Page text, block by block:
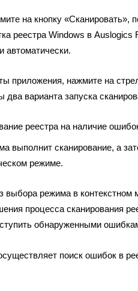
на кнопку «Сканировать»,
реестра Windows в Auslogics
автоматически.
приложения, нажмите на
варианта запуска
реестра на наличие
выполнит сканирование, а
режиме.
выбора режима в контекстном
процесса сканирования
обнаруженными
поиск ошибок в